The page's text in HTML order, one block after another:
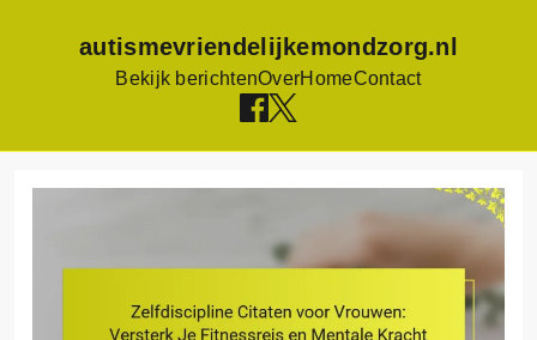
autismevriendelijkemondzorg.nl
Bekijk berichtenOverHomeContact